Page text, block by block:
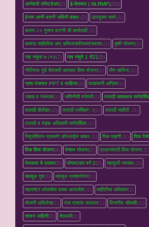
आणेवारी सॉफ्टवेअर(2) ई-फेरफार ( NLRMP)(33)
ईनाम आणी वतनी जमिनी बाबत.(2) ऊपयुक्त फार्म.(1)
कलम ८५ नुसार वाटणी ची कार्यवाही.(1)
कायदा माहीतीचा अन् अभिव्यक्तीस्वातंत्र्याचा.(1) कृषी योजना(1)
गाव नमुना ७ /१२(2) गाव नमुने 1 ते21(5)
गोपीनाथ मुंडे शेतकरी अपघात विमा योजना(1) गौण खनिज.(1)
ग्राम पंचायत PPT व साहित्य(2) घरबांधणी अग्रिम(1)
जबाब व पंचनामा(1) जमिनीची वर्गवारी(1) तलाठी कामकाज
तलाठी कॅलेंडर.(2) तलाठी प्रशिक्षण्‍ा(1) तलाठी माहीती .(1)
तलाठी व मंडळ अधिकारी मार्गदर्शिका.(1)
निवृत्तीवेतन प्रकरणे ऑनलाईन बाबत.(1) पिक पाहणी.(1) पिक
पिक विमा योजना(4) पेन्शन योजना(2) प्रधानमंत्री विमा योजना.(1)
फेरफारा चे प्रकार(3) भोगवटदार वर्ग 2(2) महसुली व्‍याख्‍या.(1)
महसूल गुरु(3) महसूल प्रश्रनोत्तर(1)
महाराष्ट्र लोकसेवा हक्क अध्यादेश.(1) माहीतीचा अधिकार(1)
मोजणी अभिलेख(1) रजा प्रवास सवलत(1) विभागीय चौकशी.(1)
शासन माहिती(2) शेतकरी(1)